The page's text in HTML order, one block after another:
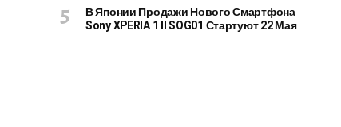
В Японии Продажи Нового Смартфона
Sony XPERIA 1 II SOG01 Стартуют 22 Мая